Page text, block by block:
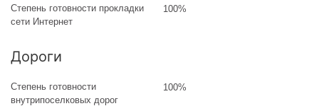
Степень готовности прокладки
сети Интернет
100%
Дороги
Степень готовности
внутрипоселковых дорог
100%